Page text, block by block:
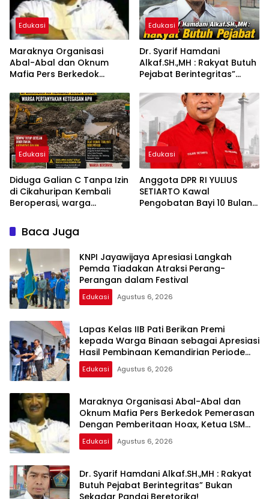
Edukasi
Maraknya Organisasi
Abal-Abal dan Oknum
Mafia Pers Berkedok
Pemberitaan Hoax, Ketua
LSM Forum Rakyat Bersatu
Minta Aparat Bertindak
Edukasi
Dr. Syarif Hamdani
Alkaf.SH.,MH : Rakyat Butuh
Pejabat Berintegritas”
Beretorika!
Edukasi
Diduga Galian C Tanpa Izin
di Cikahuripan Kembali
Beroperasi, warga
APH ( aparatur penegak
hukum )
Edukasi
Anggota DPR RI YULIUS
SETIARTO Kawal
Pengobatan Bayi 10 Bulan
Baca Juga
KNPI Jayawijaya Apresiasi Langkah
Pemda Tiadakan Atraksi Perang-
Perangan dalam Festival
Edukasi Agustus 6, 2026
Lapas Kelas IIB Pati Berikan Premi
kepada Warga Binaan sebagai Apresiasi
Hasil Pembinaan Kemandirian Periode
Juli 2026
Edukasi Agustus 6, 2026
Maraknya Organisasi Abal-Abal dan
Oknum Mafia Pers Berkedok Pemerasan
Dengan Pemberitaan Hoax, Ketua LSM
Forum Rakyat Bersatu Minta Aparat
Bertindak
Edukasi Agustus 6, 2026
Dr. Syarif Hamdani Alkaf.SH.,MH : Rakyat
Butuh Pejabat Berintegritas” Bukan